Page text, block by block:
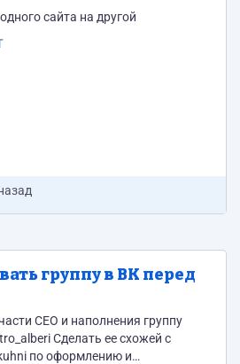
сайта на другой
группу в ВК перед
СЕО и наполнения группу
Сделать ее схожей с
по оформлению и